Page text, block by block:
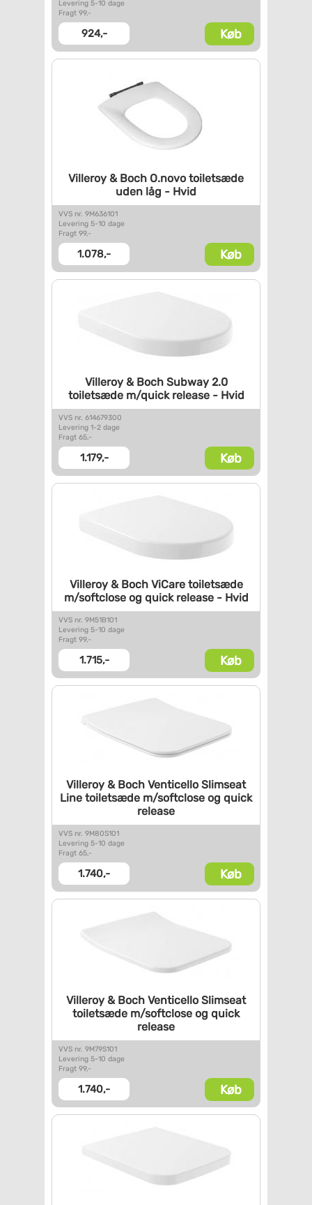
Levering 5-10 dage
Fragt 99,-
924,- Køb
Villeroy & Boch O.novo toiletsæde
uden låg - Hvid
VVS nr. 9M636101
Levering 5-10 dage
Fragt 99,-
1.078,- Køb
Villeroy & Boch Subway 2.0
toiletsæde m/quick release -Hvid
VVS nr. 614679300
Levering 1-2 dage
Fragt 65,-
1.179,- Køb
Villeroy & Boch ViCaretoiletsæde
m/softclose og quick release - Hvid
VVS nr. 9M51B101
Levering 5-10 dage
Fragt 99,-
1.715,- Køb
Villeroy & Boch Venticello Slimseat
Line toiletsæde m/softclose og quick
release
VVS nr. 9M80S101
Levering 5-10 dage
Fragt 65,-
1.740,- Køb
Villeroy & Boch Venticello Slimseat
toiletsæde m/softclose og quick
release
VVS nr. 9M79S101
Levering 5-10 dage
Fragt 99,-
1.740,- Køb